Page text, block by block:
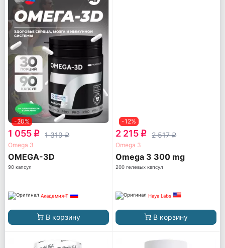
-20%
1 055 q 1 319q
Omega 3
OMEGA-3D
90 капсул
Академия-Т
В корзину
-12%
2 215 q 2 517q
Omega 3
Omega 3 300 mg
200 гелевых капсул
Haya Labs
В корзину